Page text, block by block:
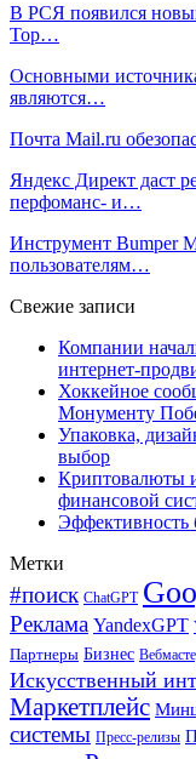
В РСЯ появился
Top…
Основными
являются…
Почта Mail.ru
Яндекс Директ даст
перфоманс- и…
Инструмент Bumper
пользователям…
Свежие записи
Компании
интернет-
Хоккейное
Монументу
Упаковка,
выбор
Криптовалюты
финансовой
Эффективность
Метки
#поиск ChatGPT
Реклама YandexGPT
Партнеры Бизнес
Искусственный
Маркетплейс
системы Пресс-релизы